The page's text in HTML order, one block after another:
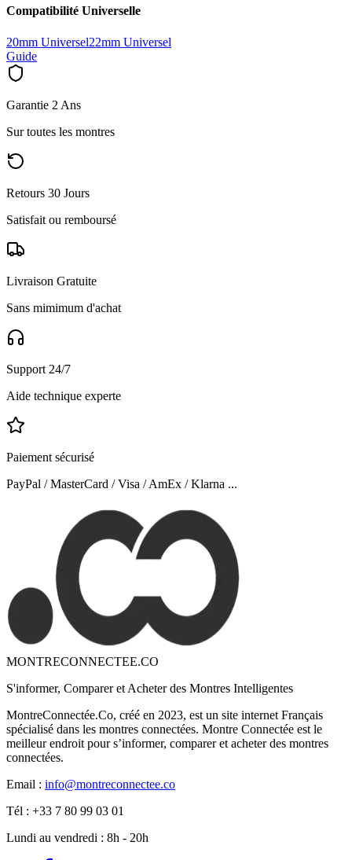
Compatibilité Universelle
20mm Universel22mm Universel
Guide
Garantie 2 Ans
Sur toutes les montres
Retours 30 Jours
Satisfait ou remboursé
Livraison Gratuite
Sans mimimum d'achat
Support 24/7
Aide technique experte
Paiement sécurisé
PayPal / MasterCard / Visa / AmEx / Klarna ...
MONTRECONNECTEE.CO
S'informer, Comparer et Acheter des Montres Intelligentes
MontreConnectée.Co, créé en 2023, est un site internet Français
spécialisé dans les montres connectées. Montre Connectée est le
meilleur endroit pour s’informer, comparer et acheter des montres
connectées.
Email : info@montreconnectee.co
Tél : +33 7 80 99 03 01
Lundi au vendredi : 8h - 20h